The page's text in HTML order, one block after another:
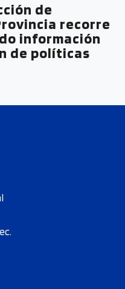
de
recorre
información
de políticas